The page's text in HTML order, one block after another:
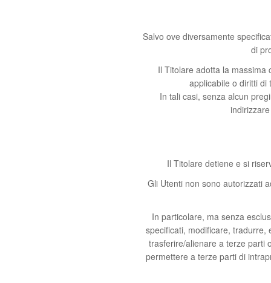
Salvo ove diversamente
di
Il Titolare adotta la massima
applicabile o diritti di
In tali casi, senza alcun
Il Titolare detiene e si
Gli Utenti non sono autorizzati
In particolare, ma senza
specificati, modificare,
trasferire/alienare a terze parti
permettere a terze parti di